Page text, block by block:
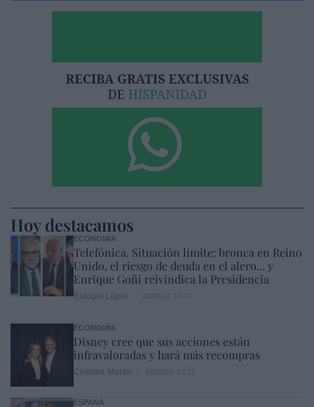
Hoy destacamos
ECONOMÍA
Telefónica. Situación límite: bronca en Reino
Unido, el riesgo de deuda en el alero... y
Enrique Goñi reivindica la Presidencia
ECONOMÍA
Disney cree que sus acciones están
infravaloradas y hará más recompras
ESPAÑA